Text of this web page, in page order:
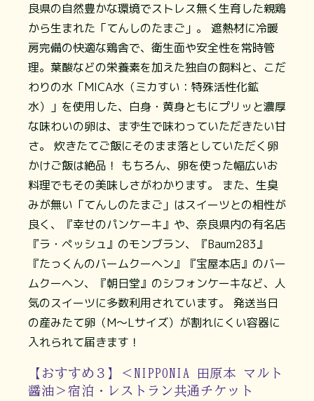
良県の自然豊かな環境でストレス無く生育した親鶏
から生まれた「てんしのたまご」。 遮熱材に冷暖
房完備の快適な鶏舎で、衛生面や安全性を常時管
理。葉酸などの栄養素を加えた独自の飼料と、こだ
わりの水「MICA水（ミカすい：特殊活性化鉱
水）」を使用した、白身・黄身ともにプリッと濃厚
な味わいの卵は、まず生で味わっていただきたい甘
さ。 炊きたてご飯にそのまま落としていただく卵
かけご飯は絶品！ もちろん、卵を使った幅広いお
料理でもその美味しさがわかります。 また、生臭
みが無い「てんしのたまご」はスイーツとの相性が
良く、『幸せのパンケーキ』や、奈良県内の有名店
『ラ・ペッシュ』のモンブラン、『Baum283』
『たっくんのバームクーヘン』『宝屋本店』のバー
ムクーヘン、『朝日堂』のシフォンケーキなど、人
気のスイーツに多数利用されています。 発送当日
の産みたて卵（M～Lサイズ）が割れにくい容器に
入れられて届きます！
【おすすめ３】＜NIPPONIA 田原本 マルト
醤油＞宿泊・レストラン共通チケット